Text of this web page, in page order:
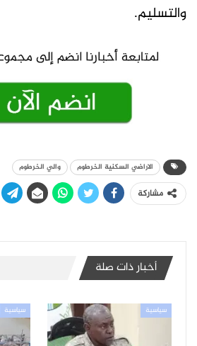
والتسليم.
الاراضي السكنية الخرطوم والي الخرطوم
مشاركة
أخبار ذات صلة
سياسية سياسية